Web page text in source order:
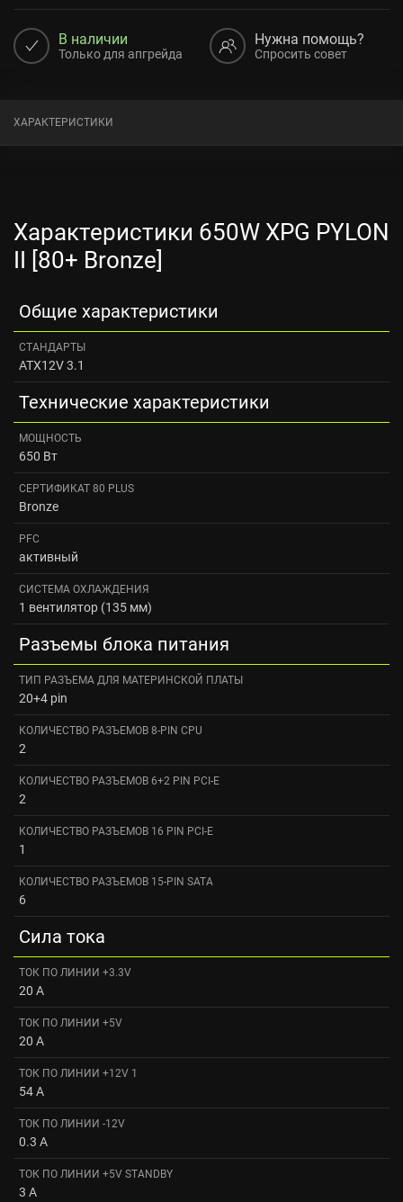
В наличии
Только для апгрейда
Нужна помощь?
Спросить совет
ХАРАКТЕРИСТИКИ
Характеристики 650W XPG PYLON
II [80+ Bronze]
Общие характеристики
СТАНДАРТЫ
ATX12V 3.1
Технические характеристики
МОЩНОСТЬ
650 Вт
СЕРТИФИКАТ 80 PLUS
Bronze
PFC
активный
СИСТЕМА ОХЛАЖДЕНИЯ
1 вентилятор (135 мм)
Разъемы блока питания
ТИП РАЗЪЕМА ДЛЯ МАТЕРИНСКОЙ ПЛАТЫ
20+4 pin
КОЛИЧЕСТВО РАЗЪЕМОВ 8-PIN CPU
2
КОЛИЧЕСТВО РАЗЪЕМОВ 6+2 PIN PCI-E
2
КОЛИЧЕСТВО РАЗЪЕМОВ 16 PIN PCI-E
1
КОЛИЧЕСТВО РАЗЪЕМОВ 15-PIN SATA
6
Сила тока
ТОК ПО ЛИНИИ +3.3V
20 A
ТОК ПО ЛИНИИ +5V
20 A
ТОК ПО ЛИНИИ +12V 1
54 A
ТОК ПО ЛИНИИ -12V
0.3 A
ТОК ПО ЛИНИИ +5V STANDBY
3 A